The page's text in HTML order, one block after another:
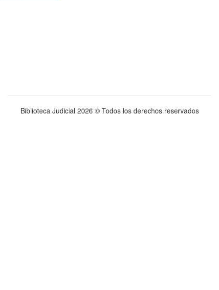
Biblioteca Judicial 2026 © Todos los derechos reservados